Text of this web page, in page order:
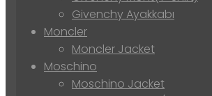
Givenchy Ayakkabı
Moncler
Moncler Jacket
Moschino
Moschino Jacket